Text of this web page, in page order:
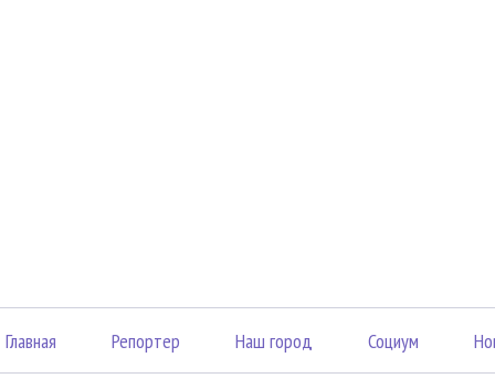
Главная Репортер Наш город Социум